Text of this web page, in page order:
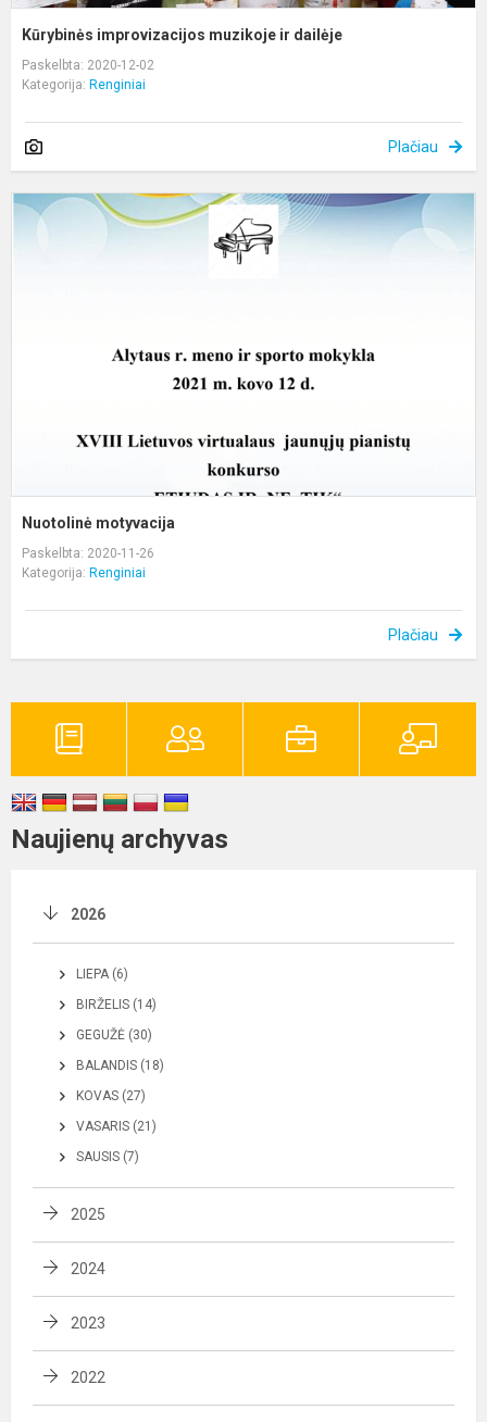
Kūrybinės improvizacijos muzikoje ir dailėje
Paskelbta: 2020-12-02
Kategorija: Renginiai
Plačiau
Nuotolinė motyvacija
Paskelbta: 2020-11-26
Kategorija: Renginiai
Plačiau
Naujienų archyvas
2026
LIEPA (6)
BIRŽELIS (14)
GEGUŽĖ (30)
BALANDIS (18)
KOVAS (27)
VASARIS (21)
SAUSIS (7)
2025
2024
2023
2022